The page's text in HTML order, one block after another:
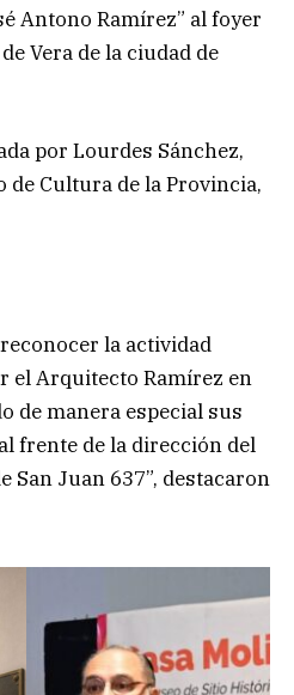
Antono Ramírez” al foyer
Vera de la ciudad de
por Lourdes Sánchez,
Cultura de la Provincia,
la actividad
el Arquitecto Ramírez en
de manera especial sus
frente de la dirección del
San Juan 637”, destacaron